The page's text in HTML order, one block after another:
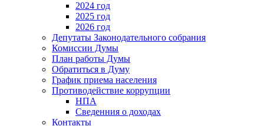
2024 год
2025 год
2026 год
Депутаты Законодательного собрания
Комиссии Думы
План работы Думы
Обратиться в Думу
График приема населения
Противодействие коррупции
НПА
Сведенния о доходах
Контакты